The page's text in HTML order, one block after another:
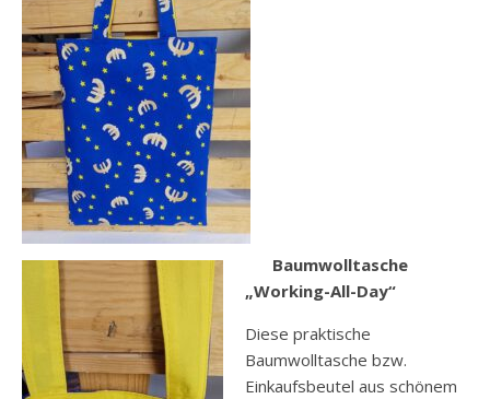
Baumwolltasche
„Working-All-Day“
Diese praktische
Baumwolltasche bzw.
Einkaufsbeutel aus schönem